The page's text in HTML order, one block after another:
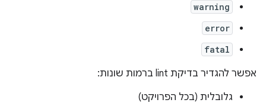
warning
error
fatal
אפשר להגדיר בדיקת lint ברמות שונות:
גלובלית (בכל הפרויקט)